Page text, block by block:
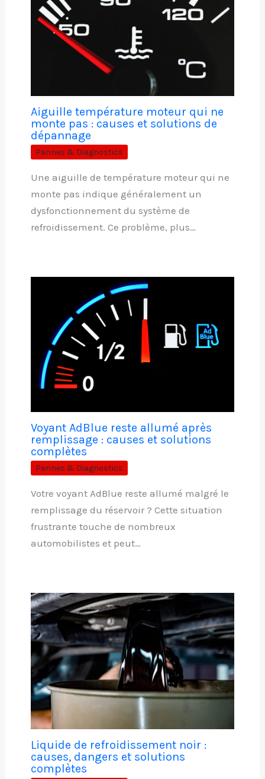
Aiguille température moteur qui ne
monte pas : causes et solutions de
dépannage
Pannes & Diagnostics
Une aiguille de température moteur qui ne
monte pas indique généralement un
dysfonctionnement du système de
refroidissement. Ce problème, plus…
Voyant AdBlue reste allumé après
remplissage : causes et solutions
complètes
Pannes & Diagnostics
Votre voyant AdBlue reste allumé malgré le
remplissage du réservoir ? Cette situation
frustrante touche de nombreux
automobilistes et peut…
Liquide de refroidissement noir :
causes, dangers et solutions
complètes